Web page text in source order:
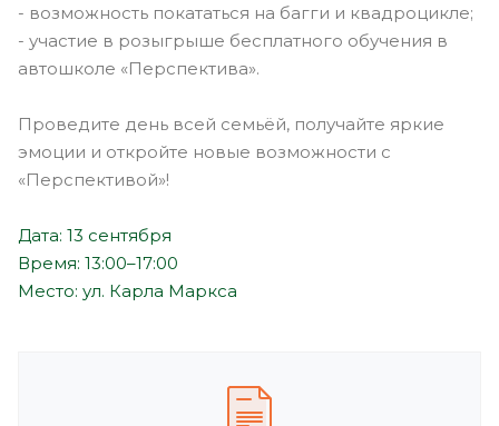
- возможность покататься на багги и квадроцикле;
- участие в розыгрыше бесплатного обучения в
автошколе «Перспектива».
Проведите день всей семьёй, получайте яркие
эмоции и откройте новые возможности с
«Перспективой»!
Дата: 13 сентября
Время: 13:00–17:00
Место: ул. Карла Маркса